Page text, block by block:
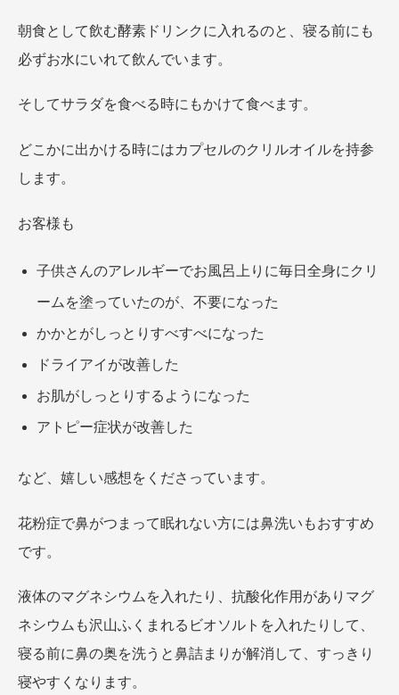
朝食として飲む酵素ドリンクに入れるのと、寝る前にも
必ずお水にいれて飲んでいます。
そしてサラダを食べる時にもかけて食べます。
どこかに出かける時にはカプセルのクリルオイルを持参
します。
お客様も
子供さんのアレルギーでお風呂上りに毎日全身にクリ
ームを塗っていたのが、不要になった
かかとがしっとりすべすべになった
ドライアイが改善した
お肌がしっとりするようになった
アトピー症状が改善した
など、嬉しい感想をくださっています。
花粉症で鼻がつまって眠れない方には鼻洗いもおすすめ
です。
液体のマグネシウムを入れたり、抗酸化作用がありマグ
ネシウムも沢山ふくまれるビオソルトを入れたりして、
寝る前に鼻の奥を洗うと鼻詰まりが解消して、すっきり
寝やすくなります。